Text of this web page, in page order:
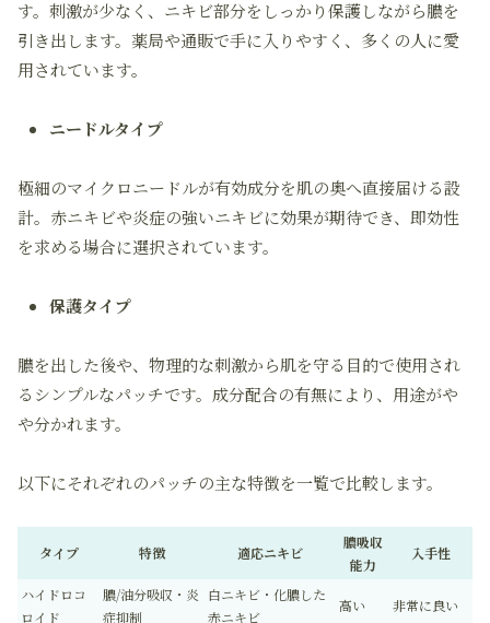
す。刺激が少なく、ニキビ部分をしっかり保護しながら膿を
引き出します。薬局や通販で手に入りやすく、多くの人に愛
用されています。
ニードルタイプ
極細のマイクロニードルが有効成分を肌の奥へ直接届ける設
計。赤ニキビや炎症の強いニキビに効果が期待でき、即効性
を求める場合に選択されています。
保護タイプ
膿を出した後や、物理的な刺激から肌を守る目的で使用され
るシンプルなパッチです。成分配合の有無により、用途がや
や分かれます。
以下にそれぞれのパッチの主な特徴を一覧で比較します。
タイプ 特徴 適応ニキビ
膿吸収
能力
入手性
ハイドロコ
ロイド
膿/油分吸収・炎
症抑制
白ニキビ・化膿した
赤ニキビ
高い 非常に良い